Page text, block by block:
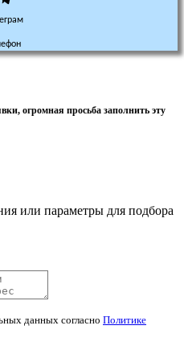
огромная просьба заполнить эту
или параметры для подбора
данных согласно Политике